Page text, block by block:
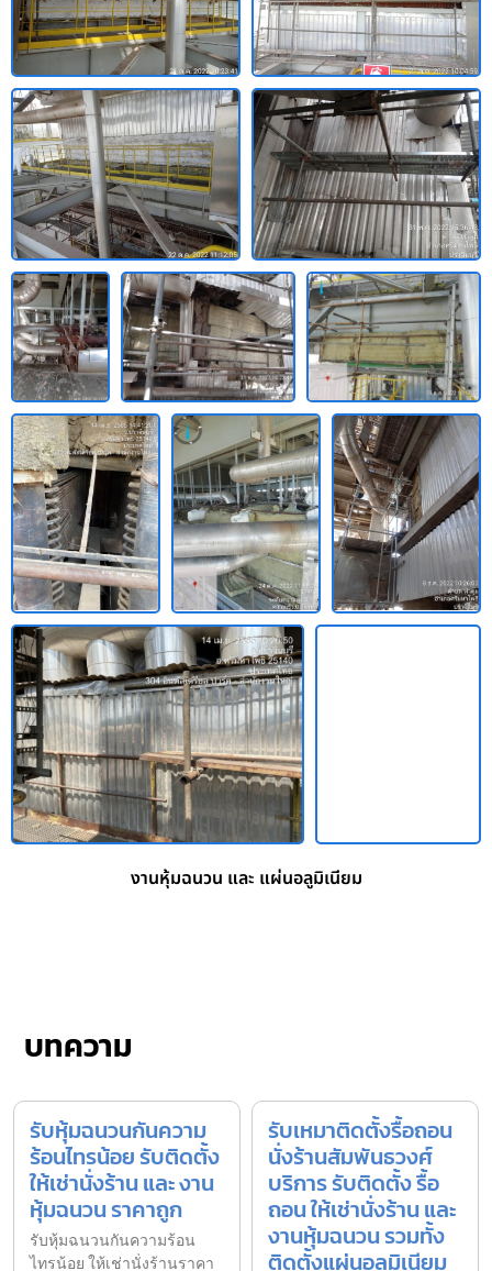
งานหุ้มฉนวน และ แผ่นอลูมิเนียม
บทความ
รับหุ้มฉนวนกันความ
ร้อนไทรน้อย รับติดตั้ง
ให้เช่านั่งร้าน และ งาน
หุ้มฉนวน ราคาถูก
รับหุ้มฉนวนกันความร้อน
ไทรน้อย ให้เช่านั่งร้านราคา
รับเหมาติดตั้งรื้อถอน
นั่งร้านสัมพันธวงศ์
บริการ รับติดตั้ง รื้อ
ถอน ให้เช่านั่งร้าน และ
งานหุ้มฉนวน รวมทั้ง
ติดตั้งแผ่นอลูมิเนียม